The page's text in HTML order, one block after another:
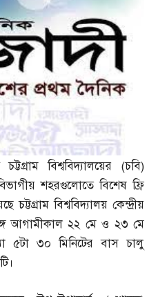
বিশ্ববিদ্যালয়ের (চবি)
শহরগুলোতে বিশেষ ফ্রি
চট্টগ্রাম বিশ্ববিদ্যালয় কেন্দ্রীয়
আগামীকাল ২২ মে ও ২৩ মে
৫টা ৩০ মিনিটের বাস চালু